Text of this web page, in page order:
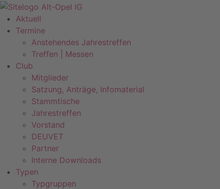
Zum
Inhalt
springen
Aktuell
Termine
Anstehendes Jahrestreffen
Treffen | Messen
Club
Mitglieder
Satzung, Anträge, Infomaterial
Stammtische
Jahrestreffen
Vorstand
DEUVET
Partner
Interne Downloads
Typen
Typgruppen